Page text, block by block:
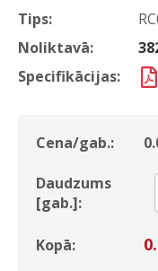
Tips:
Noliktavā:
Specifikācijas:
Cena/gab.:
Daudzums
[gab.]:
Kopā: